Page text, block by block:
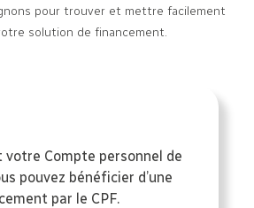
pour trouver et mettre facilement
solution de financement.
votre Compte personnel de
pouvez bénéficier d’une
par le CPF.